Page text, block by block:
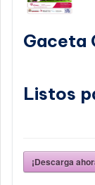
Gaceta
Listos
¡Descarga